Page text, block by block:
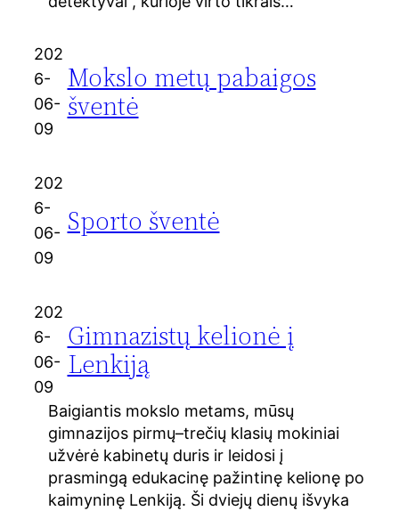
202
6-
06-
09
Mokslo metų pabaigos
šventė
202
6-
06-
09
Sporto šventė
202
6-
06-
09
Gimnazistų kelionė į
Lenkiją
Baigiantis mokslo metams, mūsų
gimnazijos pirmų–trečių klasių mokiniai
užvėrė kabinetų duris ir leidosi į
prasmingą edukacinę pažintinę kelionę po
kaimyninę Lenkiją. Ši dviejų dienų išvyka